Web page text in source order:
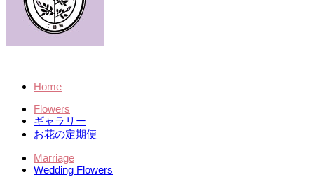
Home
Flowers
ギャラリー
お花の定期便
Marriage
Wedding Flowers